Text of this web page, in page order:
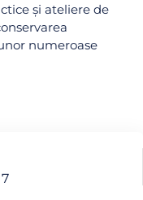
și ateliere de
numeroase